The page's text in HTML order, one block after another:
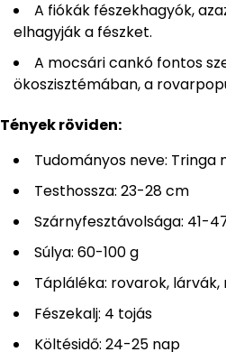
A fiókák fészekhagyók,
elhagyják a fészket.
A mocsári cankó fontos
ökoszisztémában, a
Tények röviden:
Tudományos neve: Tringa
Testhossza: 23-28 cm
Szárnyfesztávolsága: 41-
Súlya: 60-100 g
Tápláléka: rovarok,
Fészekalj: 4 tojás
Költésidő: 24-25 nap